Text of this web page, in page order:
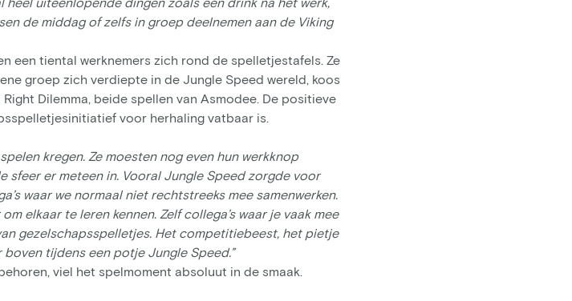
de middag of zelfs in groep deelnemen aan de Viking
een tiental werknemers zich rond de spelletjestafels. Ze
groep zich verdiepte in de Jungle Speed wereld, koos
Dilemma, beide spellen van Asmodee. De positieve
voor herhaling vatbaar is.
kregen. Ze moesten nog even hun werkknop
sfeer er meteen in. Vooral Jungle Speed zorgde voor
waar we normaal niet rechtstreeks mee samenwerken.
elkaar te leren kennen. Zelf collega’s waar je vaak mee
gezelschapsspelletjes. Het competitiebeest, het pietje
tijdens een potje Jungle Speed.”
viel het spelmoment absoluut in de smaak.